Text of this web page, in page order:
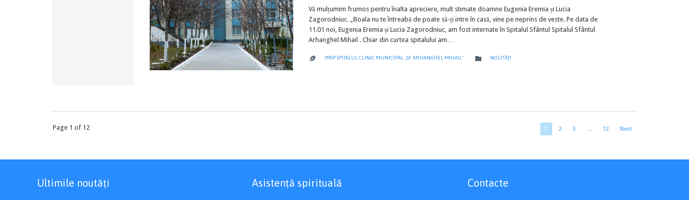
Vă mulțumim frumos pentru înalta apreciere, mult stimate doamne Eugenia Eremia și Lucia
Zagorodniuc. „Boala nu te întreabă de poate să-ți intre în casă, vine pe neprins de veste. Pe data de
11.01 noi, Eugenia Eremia și Lucia Zagorodniuc, am fost internate în Spitalul Sfântul Spitalul Sfântul
Arhanghel Mihail . Chiar din curtea spitalului am…
 IMSP SPITALUL CLINIC MUNICIPAL „SF. ARHANGHEL MIHAIL”  CATEGORY
NOUTĂȚI
Page 1 of 12 1 2 3 … 12 Next
Ultimile noutăți Asistenţă spirituală Contacte